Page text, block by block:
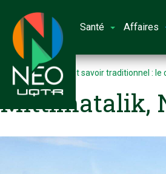
Santé Affaires
Accueil Science et savoir traditionnel :
Mittimatalik,